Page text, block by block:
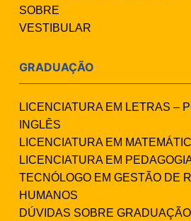
SOBRE
VESTIBULAR
GRADUAÇÃO
LICENCIATURA EM LETRAS –
INGLÊS
LICENCIATURA EM
LICENCIATURA EM
TECNÓLOGO EM GESTÃO DE
HUMANOS
DÚVIDAS SOBRE GRADUAÇÃO